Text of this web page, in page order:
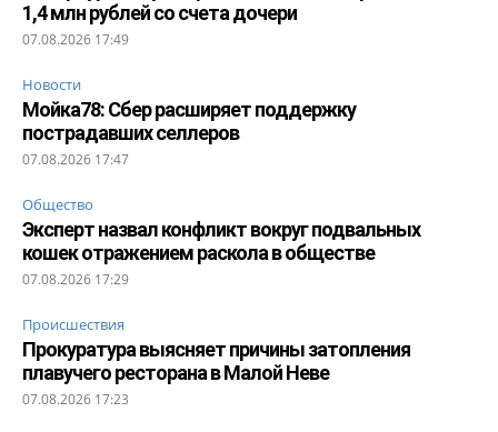
1,4 млн рублей со счета дочери
07.08.2026 17:49
Новости
Мойка78: Сбер расширяет поддержку
пострадавших селлеров
07.08.2026 17:47
Общество
Эксперт назвал конфликт вокруг подвальных
кошек отражением раскола в обществе
07.08.2026 17:29
Происшествия
Прокуратура выясняет причины затопления
плавучего ресторана в Малой Неве
07.08.2026 17:23